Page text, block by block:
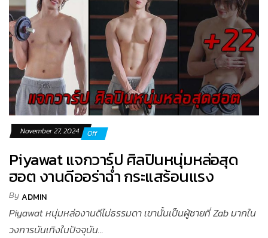
November 27, 2024 Off
Piyawat แจกวาร์ป ศิลปินหนุ่มหล่อสุด
ฮอต งานดีออร่าฉ่ำ กระแสร้อนแรง
ByADMIN
Piyawat หนุ่มหล่องานดีไม่ธรรมดา เขานั้นเป็นผู้ชายที่ Zab มากใน
วงการบันเทิงในปัจจุบัน...